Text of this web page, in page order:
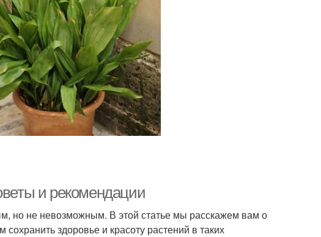
и рекомендации
но не невозможным. В этой статье мы расскажем вам о
здоровье и красоту растений в таких